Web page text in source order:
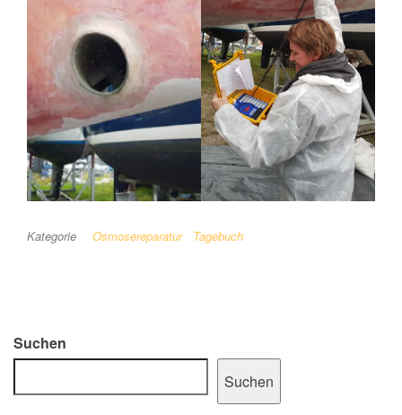
Kategorie Osmosereparatur Tagebuch
Suchen
Suchen